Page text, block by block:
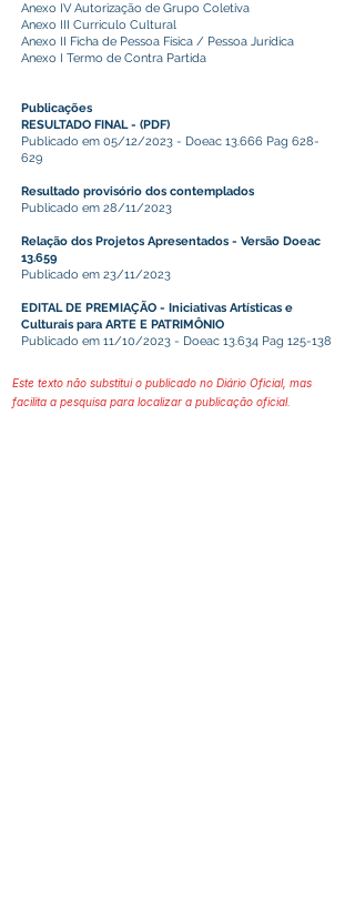
Anexo IV Autorização de Grupo Coletiva
Anexo III Curriculo Cultural
Anexo II Ficha de Pessoa Física / Pessoa Jurídica
Anexo I Termo de Contra Partida
Publicações
RESULTADO FINAL - (PDF)
Publicado em 05/12/2023 - Doeac 13.666 Pag 628-
629
Resultado provisório dos contemplados
Publicado em 28/11/2023
Relação dos Projetos Apresentados - Versão Doeac
13.659
Publicado em 23/11/2023
EDITAL DE PREMIAÇÃO - Iniciativas Artísticas e
Culturais para ARTE E PATRIMÔNIO
Publicado em 11/10/2023 - Doeac 13.634 Pag 125-138
Este texto não substitui o publicado no Diário Oficial, mas
facilita a pesquisa para localizar a publicação oficial.